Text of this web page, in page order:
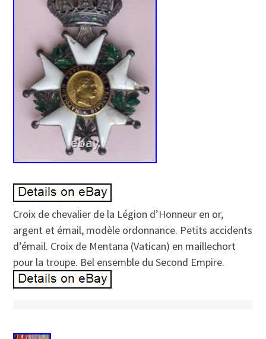
Croix de chevalier de la Légion d’Honneur en or,
argent et émail, modèle ordonnance. Petits accidents
d’émail. Croix de Mentana (Vatican) en maillechort
pour la troupe. Bel ensemble du Second Empire.